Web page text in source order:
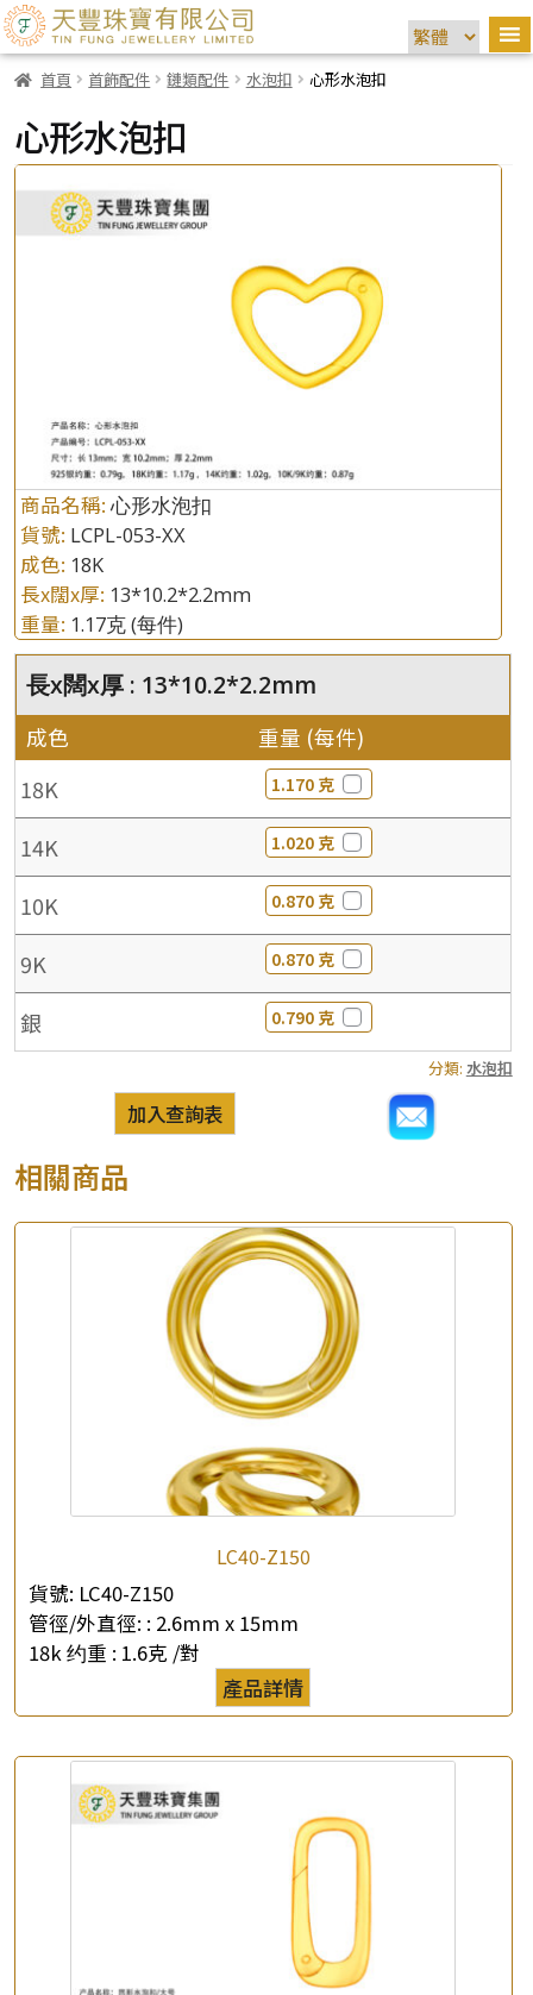
首頁 首飾配件 鏈類配件 水泡扣 心形水泡扣
心形水泡扣
產品查詢
*你的名字
商品名稱: 心形水泡扣
貨號: LCPL-053-XX
成色: 18K
長x闊x厚: 13*10.2*2.2mm
重量: 1.17克(每件)
長x闊x厚 : 13*10.2*2.2mm
成色 重量 (每件)
18K 1.170 克
14K 1.020 克
10K 0.870 克
9K 0.870 克
銀 0.790 克
分類: 水泡扣
加入查詢表
相關商品
LC40-Z150
貨號: LC40-Z150
管徑/外直徑: : 2.6mm x 15mm
18k 约重 : 1.6克 /對
產品詳情